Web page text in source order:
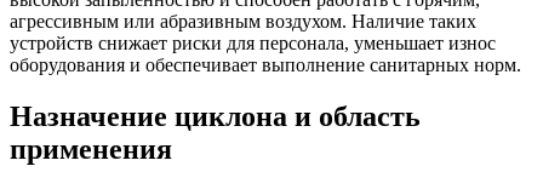
агрессивным или абразивным воздухом. Наличие таких
устройств снижает риски для персонала, уменьшает износ
оборудования и обеспечивает выполнение санитарных норм.
Назначение циклона и область
применения